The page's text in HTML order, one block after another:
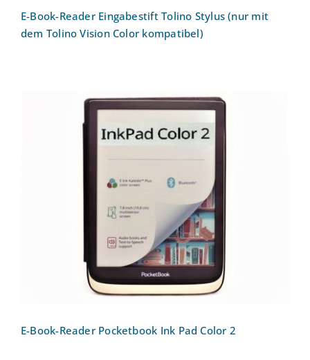
E-Book-Reader Eingabestift Tolino Stylus (nur mit
dem Tolino Vision Color kompatibel)
E-Book-Reader Pocketbook Ink Pad
Color 2
E-Book-Reader Pocketbook Ink Pad Color 2